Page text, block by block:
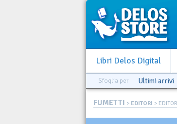
Libri Delos Digital
Sfoglia per Ultimi arrivi
FUMETTI > EDITORI >